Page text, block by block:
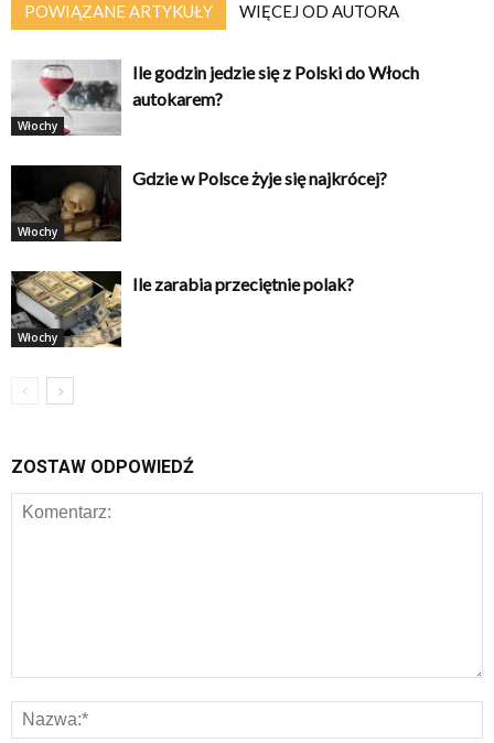
POWIĄZANE ARTYKUŁY WIĘCEJ OD AUTORA
Włochy
Ile godzin jedzie się z Polski do Włoch
autokarem?
Włochy
Gdzie w Polsce żyje się najkrócej?
Włochy
Ile zarabia przeciętnie polak?
ZOSTAW ODPOWIEDŹ